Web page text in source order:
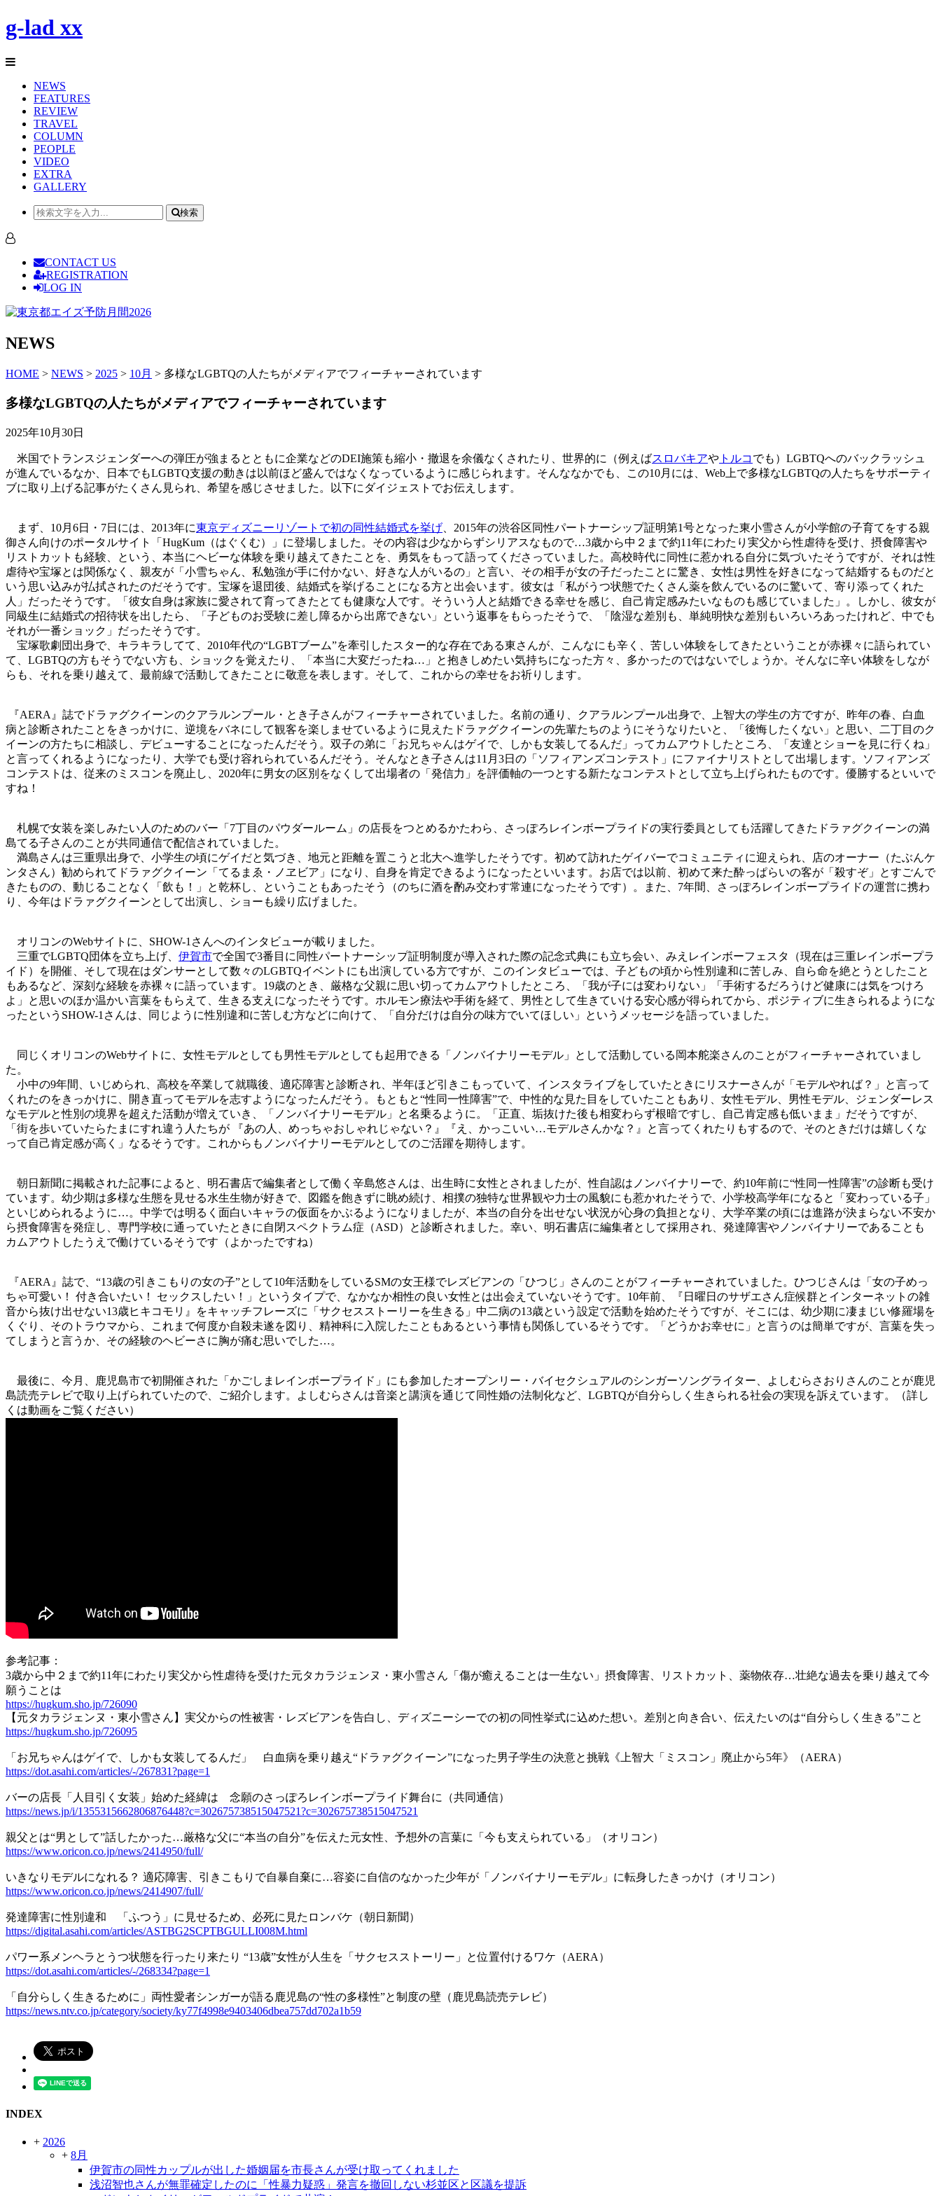
g-lad xx
NEWS
FEATURES
REVIEW
TRAVEL
COLUMN
PEOPLE
VIDEO
EXTRA
GALLERY
検索
CONTACT US
REGISTRATION
LOG IN
NEWS
HOME > NEWS > 2025 > 10月 > 多様なLGBTQの人たちがメディアでフィーチャーされています
多様なLGBTQの人たちがメディアでフィーチャーされています
2025年10月30日
米国でトランスジェンダーへの弾圧が強まるとともに企業などのDEI施策も縮小・撤退を余儀なくされたり、世界的に（例えばスロバキアや トルコ でも）LGBTQへのバックラッシュ
が進んでいるなか、日本でもLGBTQ支援の動きは以前ほど盛んではなくなっているように感じられます。そんななかでも、この10月には、Web上で多様なLGBTQの人たちをサポーティ
ブに取り上げる記事がたくさん見られ、希望を感じさせました。以下にダイジェストでお伝えします。
まず、10月6日・7日には、2013年に東京ディズニーリゾートで初の同性結婚式を挙げ 、2015年の渋谷区同性パートナーシップ証明第1号となった東小雪さんが小学館の子育てをする親
御さん向けのポータルサイト「HugKum（はぐくむ）」に登場しました。その内容は少なからずシリアスなもので…3歳から中２まで約11年にわたり実父から性虐待を受け、摂食障害や
リストカットも経験、という、本当にヘビーな体験を乗り越えてきたことを、勇気をもって語ってくださっていました。高校時代に同性に惹かれる自分に気づいたそうですが、それは性
虐待や宝塚とは関係なく、親友が「小雪ちゃん、私勉強が手に付かない、好きな人がいるの」と言い、その相手が女の子だったことに驚き、女性は男性を好きになって結婚するものだと
いう思い込みが払拭されたのだそうです。宝塚を退団後、結婚式を挙げることになる方と出会います。彼女は「私がうつ状態でたくさん薬を飲んでいるのに驚いて、寄り添ってくれた
人」だったそうです。「彼女自身は家族に愛されて育ってきたとても健康な人です。そういう人と結婚できる幸せを感じ、自己肯定感みたいなものも感じていました」。しかし、彼女が
同級生に結婚式の招待状を出したら、「子どものお受験に差し障るから出席できない」という返事をもらったそうで、「陰湿な差別も、単純明快な差別もいろいろあったけれど、中でも
それが一番ショック」だったそうです。
宝塚歌劇団出身で、キラキラしてて、2010年代の“LGBTブーム”を牽引したスター的な存在である東さんが、こんなにも辛く、苦しい体験をしてきたということが赤裸々に語られてい
て、LGBTQの方もそうでない方も、ショックを覚えたり、「本当に大変だったね…」と抱きしめたい気持ちになった方々、多かったのではないでしょうか。そんなに辛い体験をしなが
らも、それを乗り越えて、最前線で活動してきたことに敬意を表します。そして、これからの幸せをお祈りします。
『AERA』誌でドラァグクイーンのクアラルンプール・とき子さんがフィーチャーされていました。名前の通り、クアラルンプール出身で、上智大の学生の方ですが、昨年の春、白血
病と診断されたことをきっかけに、逆境をバネにして観客を楽しませているように見えたドラァグクイーンの先輩たちのようにそうなりたいと、「後悔したくない」と思い、二丁目のク
イーンの方たちに相談し、デビューすることになったんだそう。双子の弟に「お兄ちゃんはゲイで、しかも女装してるんだ」ってカムアウトしたところ、「友達とショーを見に行くね」
と言ってくれるようになったり、大学でも受け容れられているんだそう。そんなとき子さんは11月3日の「ソフィアンズコンテスト」にファイナリストとして出場します。ソフィアンズ
コンテストは、従来のミスコンを廃止し、2020年に男女の区別をなくして出場者の「発信力」を評価軸の一つとする新たなコンテストとして立ち上げられたものです。優勝するといいで
すね！
札幌で女装を楽しみたい人のためのバー「7丁目のパウダールーム」の店長をつとめるかたわら、さっぽろレインボープライドの実行委員としても活躍してきたドラァグクイーンの満
島てる子さんのことが共同通信で配信されていました。
満島さんは三重県出身で、小学生の頃にゲイだと気づき、地元と距離を置こうと北大へ進学したそうです。初めて訪れたゲイバーでコミュニティに迎えられ、店のオーナー（たぶんケ
ンタさん）勧められてドラァグクイーン「てるまゑ・ノヱビア」になり、自身を肯定できるようになったといいます。お店では以前、初めて来た酔っぱらいの客が「殺すぞ」とすごんで
きたものの、動じることなく「飲も！」と乾杯し、ということもあったそう（のちに酒を酌み交わす常連になったそうです）。また、7年間、さっぽろレインボープライドの運営に携わ
り、今年はドラァグクイーンとして出演し、ショーも繰り広げました。
オリコンのWebサイトに、SHOW-1さんへのインタビューが載りました。
三重でLGBTQ団体を立ち上げ、 伊賀市で全国で3番目に同性パートナーシップ証明制度が導入された際の記念式典にも立ち会い、みえレインボーフェスタ（現在は三重レインボープラ
イド）を開催、そして現在はダンサーとして数々のLGBTQイベントにも出演している方ですが、このインタビューでは、子どもの頃から性別違和に苦しみ、自ら命を絶とうとしたこと
もあるなど、深刻な経験を赤裸々に語っています。19歳のとき、厳格な父親に思い切ってカムアウトしたところ、「我が子には変わりない」「手術するだろうけど健康には気をつけろ
よ」と思いのほか温かい言葉をもらえて、生きる支えになったそうです。ホルモン療法や手術を経て、男性として生きていける安心感が得られてから、ポジティブに生きられるようにな
ったというSHOW-1さんは、同じように性別違和に苦しむ方などに向けて、「自分だけは自分の味方でいてほしい」というメッセージを語っていました。
同じくオリコンのWebサイトに、女性モデルとしても男性モデルとしても起用できる「ノンバイナリーモデル」として活動している岡本舵楽さんのことがフィーチャーされていまし
た。
小中の9年間、いじめられ、高校を卒業して就職後、適応障害と診断され、半年ほど引きこもっていて、インスタライブをしていたときにリスナーさんが「モデルやれば？」と言って
くれたのをきっかけに、開き直ってモデルを志すようになったんだそう。もともと“性同一性障害”で、中性的な見た目をしていたこともあり、女性モデル、男性モデル、ジェンダーレス
なモデルと性別の境界を超えた活動が増えていき、「ノンバイナリーモデル」と名乗るように。「正直、垢抜けた後も相変わらず根暗ですし、自己肯定感も低いまま」だそうですが、
「街を歩いていたらたまにすれ違う人たちが 『あの人、めっちゃおしゃれじゃない？』『え、かっこいい…モデルさんかな？』と言ってくれたりもするので、そのときだけは嬉しくな
って自己肯定感が高く」なるそうです。これからもノンバイナリーモデルとしてのご活躍を期待します。
朝日新聞に掲載された記事によると、明石書店で編集者として働く辛島悠さんは、出生時に女性とされましたが、性自認はノンバイナリーで、約10年前に“性同一性障害”の診断も受け
ています。幼少期は多様な生態を見せる水生生物が好きで、図鑑を飽きずに眺め続け、相撲の独特な世界観や力士の風貌にも惹かれたそうで、小学校高学年になると「変わっている子」
といじめられるように…。中学では明るく面白いキャラの仮面をかぶるようになりましたが、本当の自分を出せない状況が心身の負担となり、大学卒業の頃には進路が決まらない不安か
ら摂食障害を発症し、専門学校に通っていたときに自閉スペクトラム症（ASD）と診断されました。幸い、明石書店に編集者として採用され、発達障害やノンバイナリーであることも
カムアウトしたうえで働けているそうです（よかったですね）
『AERA』誌で、“13歳の引きこもりの女の子”として10年活動をしているSMの女王様でレズビアンの「ひつじ」さんのことがフィーチャーされていました。ひつじさんは「女の子めっ
ちゃ可愛い！ 付き合いたい！ セックスしたい！」というタイプで、なかなか相性の良い女性とは出会えていないそうです。10年前、『日曜日のサザエさん症候群とインターネットの雑
音から抜け出せない13歳ヒキコモリ』をキャッチフレーズに「サクセスストーリーを生きる」中二病の13歳という設定で活動を始めたそうですが、そこには、幼少期に凄まじい修羅場を
くぐり、そのトラウマから、これまで何度か自殺未遂を図り、精神科に入院したこともあるという事情も関係しているそうです。「どうかお幸せに」と言うのは簡単ですが、言葉を失っ
てしまうと言うか、その経験のヘビーさに胸が痛む思いでした…。
最後に、今月、鹿児島市で初開催された「かごしまレインボープライド」にも参加したオープンリー・バイセクシュアルのシンガーソングライター、よしむらさおりさんのことが鹿児
島読売テレビで取り上げられていたので、ご紹介します。よしむらさんは音楽と講演を通じて同性婚の法制化など、LGBTQが自分らしく生きられる社会の実現を訴えています。（詳し
くは動画をご覧ください）
参考記事：
3歳から中２まで約11年にわたり実父から性虐待を受けた元タカラジェンヌ・東小雪さん「傷が癒えることは一生ない」摂食障害、リストカット、薬物依存…壮絶な過去を乗り越えて今
願うことは
https://hugkum.sho.jp/726090
【元タカラジェンヌ・東小雪さん】実父からの性被害・レズビアンを告白し、ディズニーシーでの初の同性挙式に込めた想い。差別と向き合い、伝えたいのは“自分らしく生きる”こと
https://hugkum.sho.jp/726095
「お兄ちゃんはゲイで、しかも女装してるんだ」 白血病を乗り越え“ドラァグクイーン”になった男子学生の決意と挑戦《上智大「ミスコン」廃止から5年》（AERA）
https://dot.asahi.com/articles/-/267831?page=1
バーの店長「人目引く女装」始めた経緯は 念願のさっぽろレインボープライド舞台に（共同通信）
https://news.jp/i/1355315662806876448?c=302675738515047521?c=302675738515047521
親父とは“男として”話したかった…厳格な父に“本当の自分”を伝えた元女性、予想外の言葉に「今も支えられている」（オリコン）
https://www.oricon.co.jp/news/2414950/full/
いきなりモデルになれる？ 適応障害、引きこもりで自暴自棄に…容姿に自信のなかった少年が「ノンバイナリーモデル」に転身したきっかけ（オリコン）
https://www.oricon.co.jp/news/2414907/full/
発達障害に性別違和 「ふつう」に見せるため、必死に見たロンバケ（朝日新聞）
https://digital.asahi.com/articles/ASTBG2SCPTBGULLI008M.html
パワー系メンヘラとうつ状態を行ったり来たり “13歳”女性が人生を「サクセスストーリー」と位置付けるワケ（AERA）
https://dot.asahi.com/articles/-/268334?page=1
「自分らしく生きるために」両性愛者シンガーが語る鹿児島の“性の多様性”と制度の壁（鹿児島読売テレビ）
https://news.ntv.co.jp/category/society/ky77f4998e9403406dbea757dd702a1b59
INDEX
+ 2026
+ 8月
伊賀市の同性カップルが出した婚姻届を市長さんが受け取ってくれました
浅沼智也さんが無罪確定したのに「性暴力疑惑」発言を撤回しない杉並区と区議を提訴